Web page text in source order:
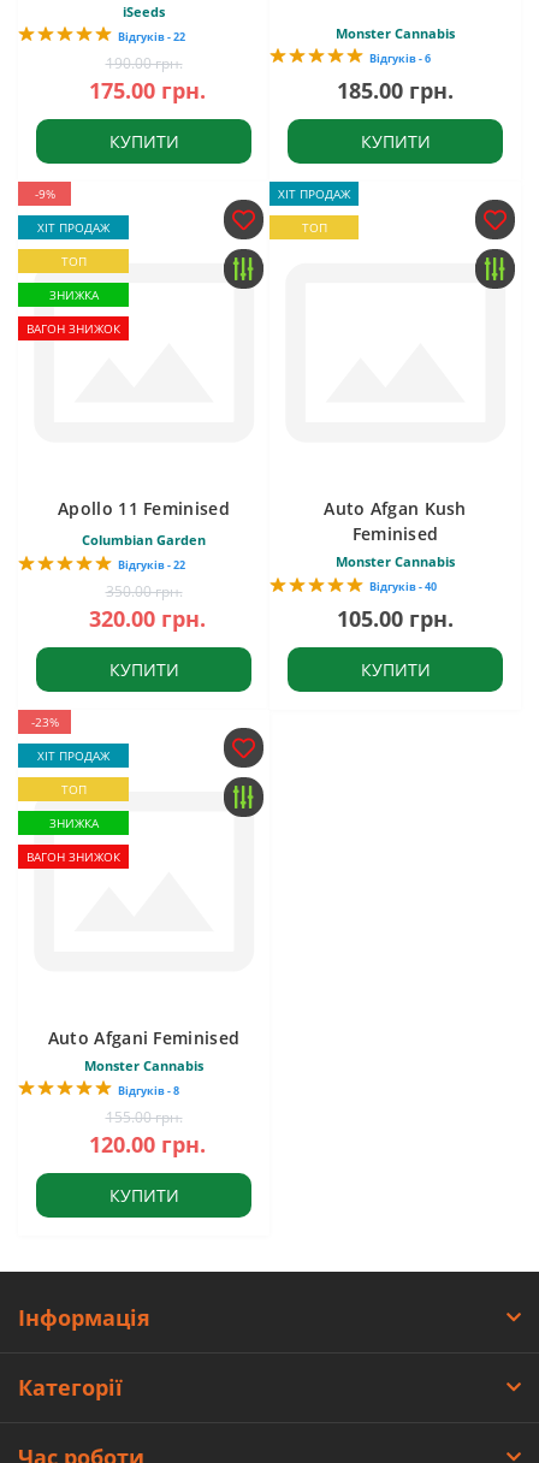
iSeeds
Відгуків - 22
190.00 грн.
175.00 грн.
КУПИТИ
Monster Cannabis
Відгуків - 6
185.00 грн.
КУПИТИ
-9%
ХІТ ПРОДАЖ
ТОП
ЗНИЖКА
ВАГОН ЗНИЖОК
Apollo 11 Feminised
Columbian Garden
Відгуків - 22
350.00 грн.
320.00 грн.
КУПИТИ
ХІТ ПРОДАЖ
ТОП
Auto Afgan Kush
Feminised
Monster Cannabis
Відгуків - 40
105.00 грн.
КУПИТИ
-23%
ХІТ ПРОДАЖ
ТОП
ЗНИЖКА
ВАГОН ЗНИЖОК
Auto Afgani Feminised
Monster Cannabis
Відгуків - 8
155.00 грн.
120.00 грн.
КУПИТИ
Інформація
Категорії
Час роботи